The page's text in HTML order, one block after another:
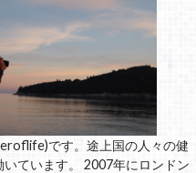
です。途上国の人々の健
いています。 2007年にロンドン